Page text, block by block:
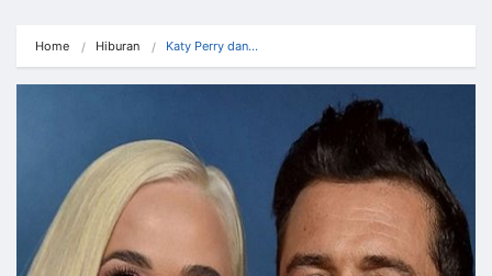
Home Hiburan Katy Perry dan…